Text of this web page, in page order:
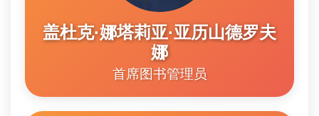
盖杜克·娜塔莉亚·亚历山德罗夫
娜
首席图书管理员